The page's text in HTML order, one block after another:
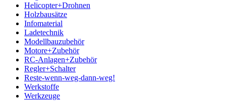
Helicopter+Drohnen
Holzbausätze
Infomaterial
Ladetechnik
Modellbauzubehör
Motore+Zubehör
RC-Anlagen+Zubehör
Regler+Schalter
Reste-wenn-weg-dann-weg!
Werkstoffe
Werkzeuge